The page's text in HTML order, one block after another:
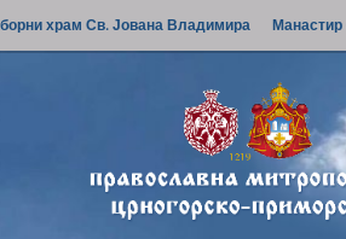
храм Св. Јована Владимира Манастир